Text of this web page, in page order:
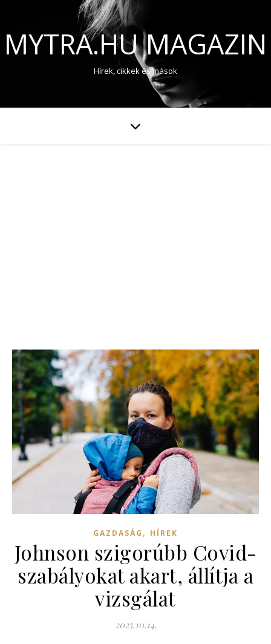
MYTRA.HU MAGAZIN
Hírek, cikkek és mások
GAZDASÁG , HÍREK
Johnson szigorúbb Covid-
szabályokat akart, állítja a
vizsgálat
2025.10.14.